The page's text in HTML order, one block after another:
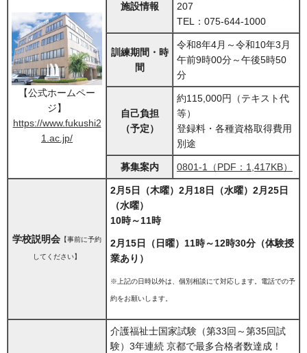
【公式ホームペー
ジ】
https://www.fukushi2
1.ac.jp/
施設情報
207
TEL：075-644-1000
訓練期間・時
間
令和8年4月～令和10年3月
午前9時00分～午後5時50
分
自己負担
（予定）
約115,000円（テキスト代
等）
登録料・各種資格取得費用
別途
募集案内 0801-1（PDF：1,417KB）
学校説明会 【事前に予約
してください】
2月5日（木曜）2月18日（水曜）2月25日
（水曜）
10時～11時
2月15日（日曜）11時～12時30分（体験授
業あり）
※上記の日時以外は、個別相談にて対応します。電話での予
約をお願いします。
介護福祉士国家試験（第33回～第35回試
験）3年連続 京都で最多合格者数達成！